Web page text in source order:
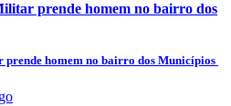
prende homem no bairro dos
homem no bairro dos Municípios